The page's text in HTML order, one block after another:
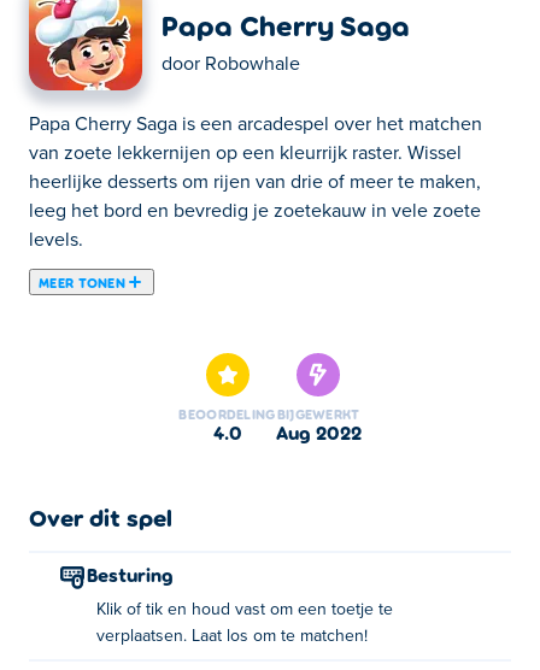
Papa Cherry Saga
door Robowhale
Papa Cherry Saga is een arcadespel over het matchen
van zoete lekkernijen op een kleurrijk raster. Wissel
heerlijke desserts om rijen van drie of meer te maken,
leeg het bord en bevredig je zoetekauw in vele zoete
levels.
MEER TONEN
BEOORDELING
4.0
BIJGEWERKT
aug 2022
Over dit spel
Besturing
Klik of tik en houd vast om een toetje te
verplaatsen. Laat los om te matchen!